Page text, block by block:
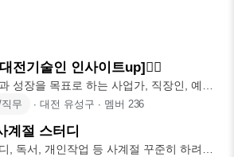
전기술인 인사이트up]✍🏻
성장을 목표로 하는 사업가, 직장인, 예비
서로의 경
무 ∙ 대전 유성구 ∙ 멤버 236
계절 스터디
, 독서, 개인작업 등 사계절 꾸준히 하려는